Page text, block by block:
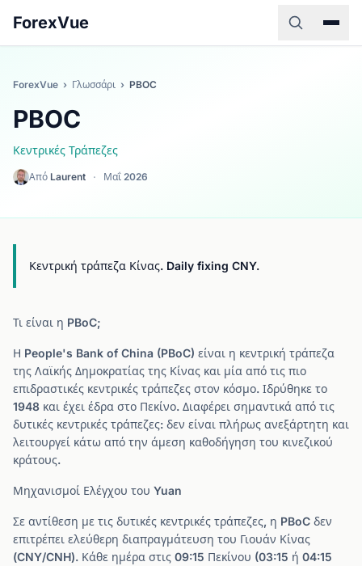
ForexVue
ForexVue › Γλωσσάρι › PBOC
PBOC
Κεντρικές Τράπεζες
Από Laurent · Μαΐ 2026
Κεντρική τράπεζα Κίνας. Daily fixing CNY.
Τι είναι η PBoC;
Η People's Bank of China (PBoC) είναι η κεντρική τράπεζα
της Λαϊκής Δημοκρατίας της Κίνας και μία από τις πιο
επιδραστικές κεντρικές τράπεζες στον κόσμο. Ιδρύθηκε το
1948 και έχει έδρα στο Πεκίνο. Διαφέρει σημαντικά από τις
δυτικές κεντρικές τράπεζες: δεν είναι πλήρως ανεξάρτητη και
λειτουργεί κάτω από την άμεση καθοδήγηση του κινεζικού
κράτους.
Μηχανισμοί Ελέγχου του Yuan
Σε αντίθεση με τις δυτικές κεντρικές τράπεζες, η PBoC δεν
επιτρέπει ελεύθερη διαπραγμάτευση του Γιουάν Κίνας
(CNY/CNH). Κάθε ημέρα στις 09:15 Πεκίνου (03:15 ή 04:15